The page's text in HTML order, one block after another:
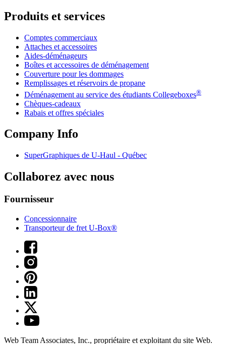
Produits et services
Comptes commerciaux
Attaches et accessoires
Aides-déménageurs
Boîtes et accessoires de déménagement
Couverture pour les dommages
Remplissages et réservoirs de propane
Déménagement au service des étudiants Collegeboxes®
Chèques-cadeaux
Rabais et offres spéciales
Company Info
SuperGraphiques de U-Haul - Québec
Collaborez avec nous
Fournisseur
Concessionnaire
Transporteur de fret U-Box®
Web Team Associates, Inc., propriétaire et exploitant du site Web.